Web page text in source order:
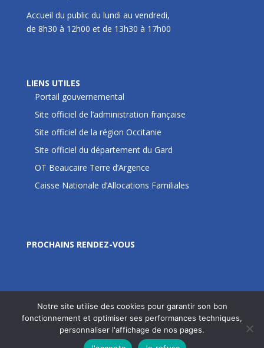
Accueil du public du lundi au vendredi,
de 8h30 à 12h00 et de 13h30 à 17h00
LIENS UTILES
Portail gouvernemental
Site officiel de l’administration française
Site officiel de la région Occitanie
Site officiel du département du Gard
OT Beaucaire Terre d’Argence
Caisse Nationale d’Allocations Familiales
PROCHAINS RENDEZ-VOUS
Site édité par la Commune de Jonquières Saint Vincent
Notre site utilise des cookies pour garantir son bon
fonctionnement et optimiser ses performances techniques,
personnaliser l'affichage de nos pages.